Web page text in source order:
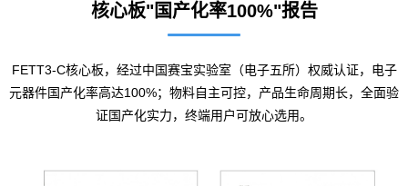
核心板"国产化率100%"报告
FETT3-C核心板，经过中国赛宝实验室（电子五所）权威认证，电子
元器件国产化率高达100%；物料自主可控，产品生命周期长，全面验
证国产化实力，终端用户可放心选用。